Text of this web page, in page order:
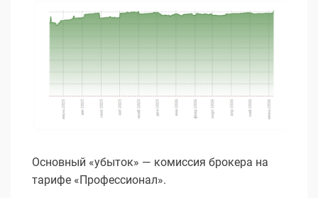
Основный «убыток» — комиссия брокера на
тарифе «Профессионал».